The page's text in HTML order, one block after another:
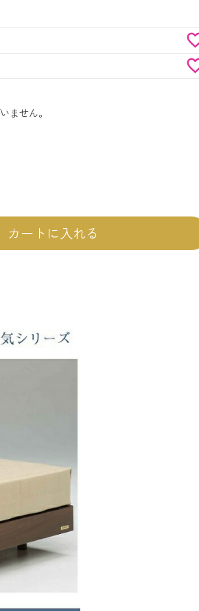
ません。
カートに入れる